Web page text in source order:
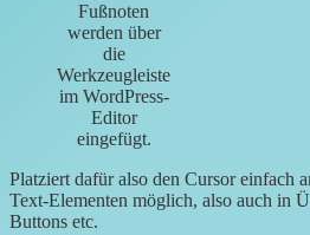
Fußnoten
werden über
die
Werkzeugleiste
im WordPress-
Editor
eingefügt.
Platziert dafür also den Cursor einfach
Text-Elementen möglich, also auch in
Buttons etc.